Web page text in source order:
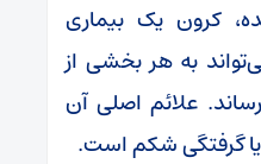
کرون یک بیماری
به هر بخشی از
علائم اصلی آن
یا گرفتگی شکم است.